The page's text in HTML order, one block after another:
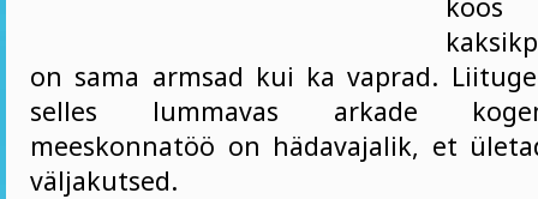
on sama armsad kui ka vaprad.
selles lummavas arkade
meeskonnatöö on hädavajalik, et
väljakutsed.